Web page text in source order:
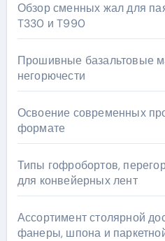
Обзор сменных жал для
T330 и T990
Прошивные базальтовые
негорючести
Освоение современных
формате
Типы гофробортов,
для конвейерных лент
Ассортимент столярной
фанеры, шпона и